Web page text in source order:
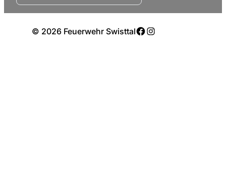
© 2026 Feuerwehr SwisttalFacebook
Instagram